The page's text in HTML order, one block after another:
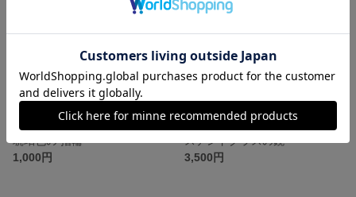
琥珀色の 指輪
1,000円
ステンドグラスの鏡
3,500円